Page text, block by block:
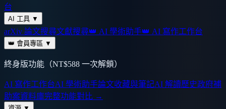
台
AI 工具 ▼
arXiv 論文搜尋文獻搜尋👑 AI 學術助手👑 AI 寫作工作台
👑 會員專區 ▼
終身版功能（NT$588 一次解鎖）
AI 寫作工作台AI 學術助手論文收藏與筆記AI 解讀歷史政府補
助案資料庫完整功能對比 →